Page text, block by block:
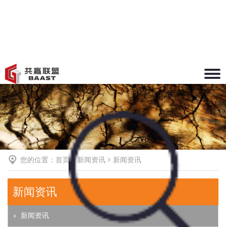
Toggle
您的位置： 首页 新闻资讯 新闻资讯
新闻资讯
新闻资讯